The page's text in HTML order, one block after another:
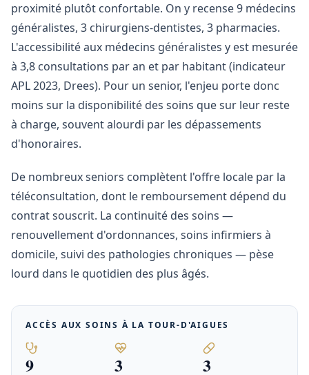
proximité plutôt confortable. On y recense 9 médecins
généralistes, 3 chirurgiens-dentistes, 3 pharmacies.
L'accessibilité aux médecins généralistes y est mesurée
à 3,8 consultations par an et par habitant (indicateur
APL 2023, Drees). Pour un senior, l'enjeu porte donc
moins sur la disponibilité des soins que sur leur reste
à charge, souvent alourdi par les dépassements
d'honoraires.
De nombreux seniors complètent l'offre locale par la
téléconsultation, dont le remboursement dépend du
contrat souscrit. La continuité des soins —
renouvellement d'ordonnances, soins infirmiers à
domicile, suivi des pathologies chroniques — pèse
lourd dans le quotidien des plus âgés.
ACCÈS AUX SOINS À LA TOUR-D'AIGUES
9 3 3